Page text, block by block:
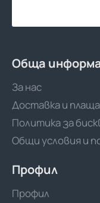
Обща
За нас
Доставка и
Политика за
Общи условия и
Профил
Профил